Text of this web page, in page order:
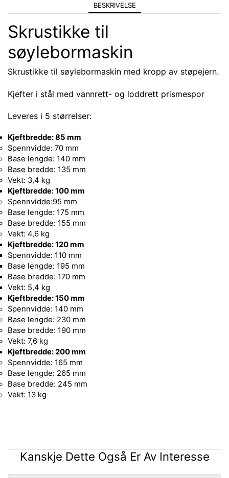
BESKRIVELSE
Skrustikke til
søylebormaskin
Skrustikke til søylebormaskin med kropp av støpejern.
Kjefter i stål med vannrett- og loddrett prismespor
Leveres i 5 størrelser:
Kjeftbredde: 85 mm
Spennvidde: 70 mm
Base lengde: 140 mm
Base bredde: 135 mm
Vekt: 3,4 kg
Kjeftbredde: 100 mm
Spennvidde:95 mm
Base lengde: 175 mm
Base bredde: 155 mm
Vekt: 4,6 kg
Kjeftbredde: 120 mm
Spennvidde: 110 mm
Base lengde: 195 mm
Base bredde: 170 mm
Vekt: 5,4 kg
Kjeftbredde: 150 mm
Spennvidde: 140 mm
Base lengde: 230 mm
Base bredde: 190 mm
Vekt: 7,6 kg
Kjeftbredde: 200 mm
Spennvidde: 165 mm
Base lengde: 265 mm
Base bredde: 245 mm
Vekt: 13 kg
Kanskje Dette Også Er Av Interesse